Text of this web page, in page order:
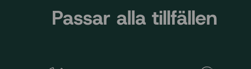
Passar alla tillfällen